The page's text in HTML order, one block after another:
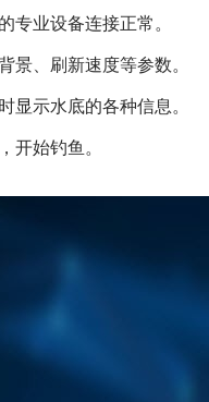
专业设备连接正常。
景、刷新速度等参数。
显示水底的各种信息。
开始钓鱼。